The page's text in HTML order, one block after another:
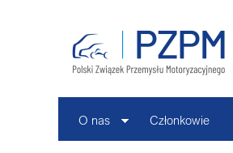
O nas Członkowie